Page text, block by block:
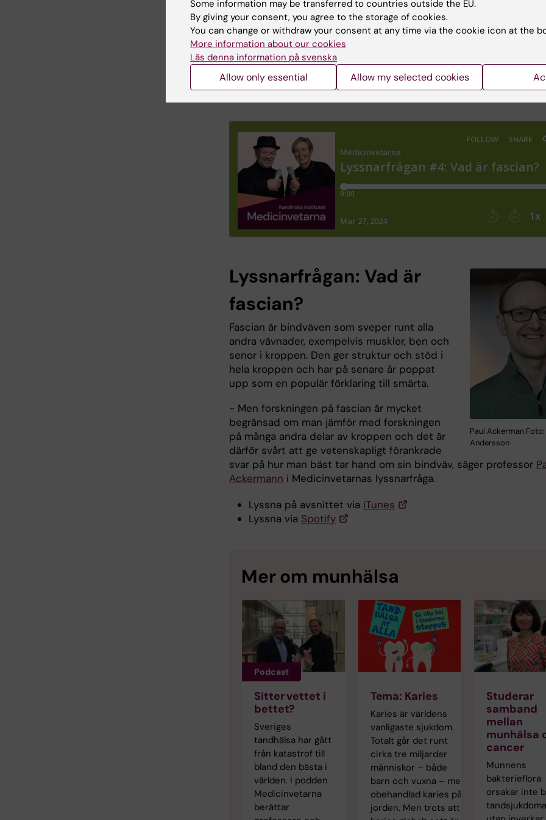
han ut med boken ”Din hälsa sitter i
munnen”, skriven tillsammans med Pamela Andersson.
Lyssna på avsnittet via
Lyssna viaSpotify
Läs en transkriberadversionav den långa intervjun med
Paul Ackerman
Andersson
Lyssnarfrågan: Vad är
fascian?
Fascian är bindväven som sveper runt alla
andra vävnader, exempelvis muskler, ben och
senor i kroppen. Den ger struktur och stöd i
hela kroppen och har på senare år poppat
upp som en populär förklaring till smärta.
- Men forskningen på fascian är mycket
begränsad om man jämför med forskningen
på många andra delar av kroppen och det är
därför svårt att ge vetenskapligt förankrade
svar på hur man bäst tar hand om sin bindväv, säger professor
Ackermann i Medicinvetarnas lyssnarfråga.
Lyssna på avsnittet via iTunes
Lyssna via Spotify
Mer om munhälsa
Podcast
Sitter vettet i
bettet?
Sveriges
tandhälsa har gått
från katastrof till
bland den bästa i
världen. I podden
Medicinvetarna
berättar
Tema: Karies
Karies är världens
vanligaste sjukdom.
Totalt går det runt
cirka tre miljarder
människor – både
barn och vuxna – med
obehandlad karies på
jorden. Men trots att
Studerar
samband
mellan
munhälsa
cancer
Munnens
bakterieflora
orsakar inte
Some information may be transferred to countries outside the EU.
By giving your consent, you agree to the storage of cookies.
You can change or withdraw your consent at any time via the cookie icon at the
More information about our cookies
Läs denna information på svenska
Allow only essential Allow my selected cookies